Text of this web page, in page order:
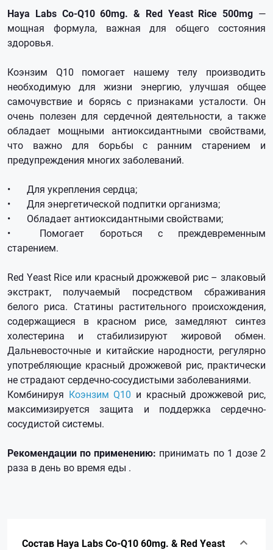
Haya Labs Co-Q10 60mg. & Red Yeast Rice 500mg —
мощная формула, важная для общего состояния
здоровья.
Коэнзим Q10 помогает нашему телу производить
необходимую для жизни энергию, улучшая общее
самочувствие и борясь с признаками усталости. Он
очень полезен для сердечной деятельности, а также
обладает мощными антиоксидантными свойствами,
что важно для борьбы с ранним старением и
предупреждения многих заболеваний.
•
Для укрепления сердца;
•
Для энергетической подпитки организма;
•
Обладает антиоксидантными свойствами;
•
Помогает бороться с преждевременным
старением.
Red Yeast Rice или красный дрожжевой рис – злаковый
экстракт, получаемый посредством сбраживания
белого риса. Статины растительного происхождения,
содержащиеся в красном рисе, замедляют синтез
холестерина и стабилизируют жировой обмен.
Дальневосточные и китайские народности, регулярно
употребляющие красный дрожжевой рис, практически
не страдают сердечно-сосудистыми заболеваниями.
Комбинируя Коэнзим Q10 и красный дрожжевой рис,
максимизируется защита и поддержка сердечно-
сосудистой системы.
Рекомендации по применению: принимать по 1 дозе 2
раза в день во время еды .
Состав Haya Labs Co-Q10 60mg. & Red Yeast